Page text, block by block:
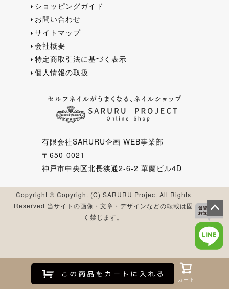
Myページ カート
Myページ カートカート
ペー
ジト
ップ
有限会社SARURU企画 WEB事業部
〒650-0021
神戸市中央区北長狭通2-6-2 華蘭ビル4D
ショッピングガイド
お問い合わせ
サイトマップ
会社概要
特定商取引法に基づく表示
個人情報の取扱
Copyright © Copyright (C) SARURU Project All Rights
Reserved 当サイトの画像・文章・デザインなどの転載は固
く禁じます。